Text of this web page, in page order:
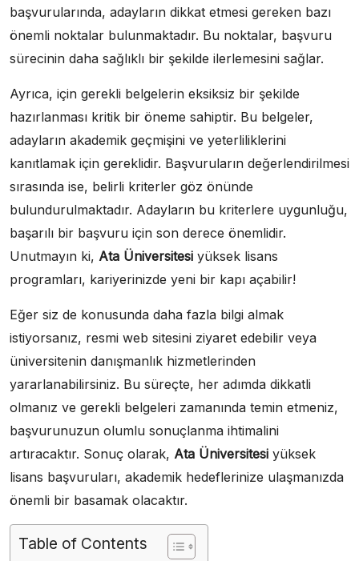
başvurularında, adayların dikkat etmesi gereken bazı
önemli noktalar bulunmaktadır. Bu noktalar, başvuru
sürecinin daha sağlıklı bir şekilde ilerlemesini sağlar.
Ayrıca, için gerekli belgelerin eksiksiz bir şekilde
hazırlanması kritik bir öneme sahiptir. Bu belgeler,
adayların akademik geçmişini ve yeterliliklerini
kanıtlamak için gereklidir. Başvuruların değerlendirilmesi
sırasında ise, belirli kriterler göz önünde
bulundurulmaktadır. Adayların bu kriterlere uygunluğu,
başarılı bir başvuru için son derece önemlidir.
Unutmayın ki, Ata Üniversitesi yüksek lisans
programları, kariyerinizde yeni bir kapı açabilir!
Eğer siz de konusunda daha fazla bilgi almak
istiyorsanız, resmi web sitesini ziyaret edebilir veya
üniversitenin danışmanlık hizmetlerinden
yararlanabilirsiniz. Bu süreçte, her adımda dikkatli
olmanız ve gerekli belgeleri zamanında temin etmeniz,
başvurunuzun olumlu sonuçlanma ihtimalini
artıracaktır. Sonuç olarak, Ata Üniversitesi yüksek
lisans başvuruları, akademik hedeflerinize ulaşmanızda
önemli bir basamak olacaktır.
Table of Contents